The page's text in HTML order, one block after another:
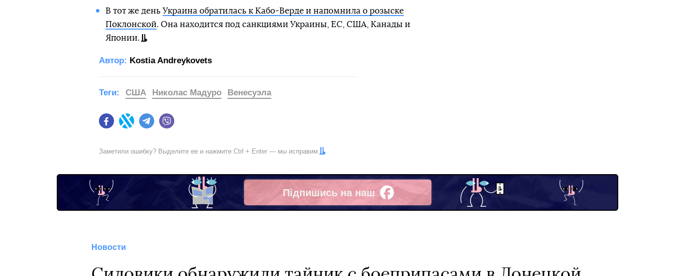
В тот же день Украина обратилась к Кабо-Верде и напомнила о розыске
Поклонской. Она находится под санкциями Украины, ЕС, США, Канады и
Японии.
Автор: Kostia Andreykovets
FacebookTwitter Telegram
Теги: США Николас Мадуро Венесуэла
Заметили ошибку? Выделите ее и нажмите Ctrl + Enter — мы исправим
Підпишись на наш
Facebook
Новости